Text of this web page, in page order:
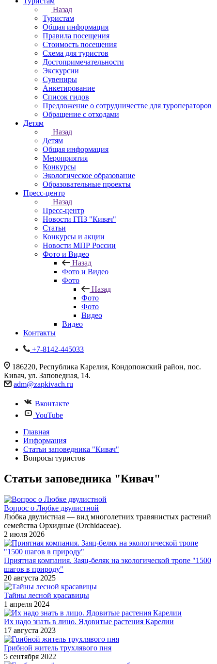
Назад
Туристам
Общая информация
Правила посещения
Стоимость посещения
Схема для туристов
Достопримечательности
Экскурсии
Сувениры
Анкетирование
Список гидов
Предложение о сотрудничестве для туроператоров
Обращение с отходами
Детям
Назад
Детям
Общая информация
Мероприятия
Конкурсы
Экологическое образование
Образовательные проекты
Пресс-центр
Назад
Пресс-центр
Новости ГПЗ "Кивач"
Статьи
Конкурсы и акции
Новости МПР России
Фото и Видео
Назад
Фото и Видео
Фото
Назад
Фото
Фото
Видео
Видео
Контакты
+7-8142-445033
186220, Республика Карелия, Кондопожский район, пос.
Кивач, ул. Заповедная, 14.
adm@zapkivach.ru
Вконтакте
YouTube
Главная
Информация
Статьи заповедника "Кивач"
Вопросы туристов
Статьи заповедника "Кивач"
Вопрос о Любке двулистной
Лю́бка двули́стная — вид многолетних травянистых растений
семейства Орхидные (Orchidaceae).
2 июля 2026
Приятная компания. Заяц-беляк на экологической тропе "1500
шагов в природу"
20 августа 2025
Тайны лесной красавицы
1 апреля 2024
Их надо знать в лицо. Ядовитые растения Карелии
17 августа 2023
Грибной житель трухлявого пня
5 сентября 2022